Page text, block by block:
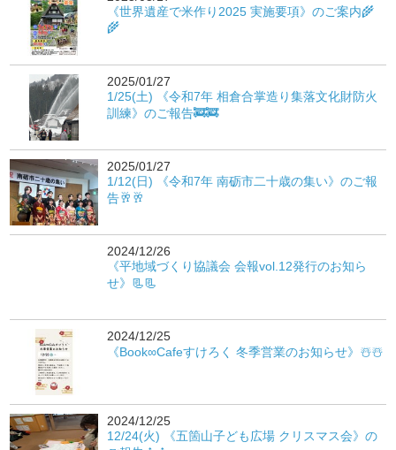
《世界遺産で米作り2025 実施要項》のご案内🌾
🌾
2025/01/27
1/25(土) 《令和7年 相倉合掌造り集落文化財防火
訓練》のご報告🚒🚒
2025/01/27
1/12(日) 《令和7年 南砺市二十歳の集い》のご報
告🥂🥂
2024/12/26
《平地域づくり協議会 会報vol.12発行のお知ら
せ》📃📃
2024/12/25
《Book∞Cafeすけろく 冬季営業のお知らせ》☃️☃️
2024/12/25
12/24(火) 《五箇山子ども広場 クリスマス会》の